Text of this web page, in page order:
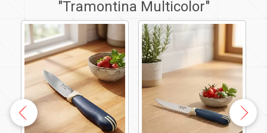
"Tramontina Multicolor"